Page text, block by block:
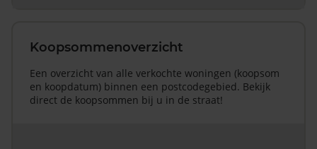
Koopsommenoverzicht
Een overzicht van alle verkochte woningen (koopsom
en koopdatum) binnen een postcodegebied. Bekijk
direct de koopsommen bij u in de straat!